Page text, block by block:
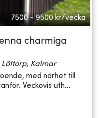
7500 - 9500 kr/vecka
charmiga
Löttorp, Kalmar
med närhet till
Veckovis uth...